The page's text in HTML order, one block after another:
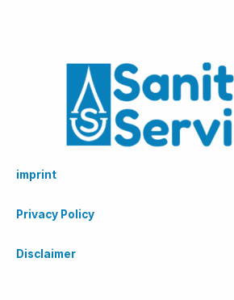
imprint
Privacy Policy
Disclaimer